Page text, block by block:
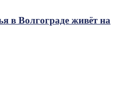
в Волгограде живёт на